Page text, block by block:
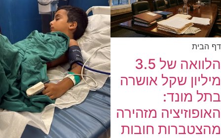
דף הבית
הלוואה של 3.5
מיליון שקל אושרה
בתל מונד:
האופוזיציה מזהירה
מהצטברות חובות